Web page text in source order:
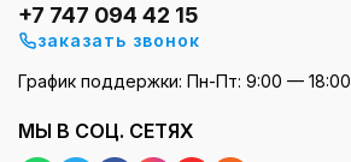
+7 747 094 42 15
заказать звонок
График поддержки: Пн-Пт: 9:00 — 18:00
МЫ В СОЦ. СЕТЯХ